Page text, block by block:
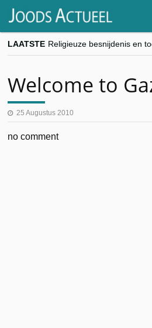
LAATSTE
Welcome to
25 Augustus 2010
no comment